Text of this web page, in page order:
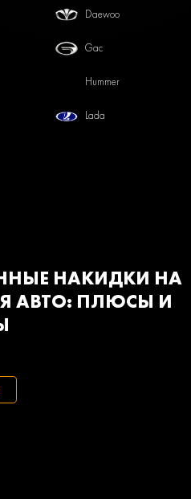
Daewoo
Gac
Hummer
Lada
НАКИДКИ НА
АВТО: ПЛЮСЫ И